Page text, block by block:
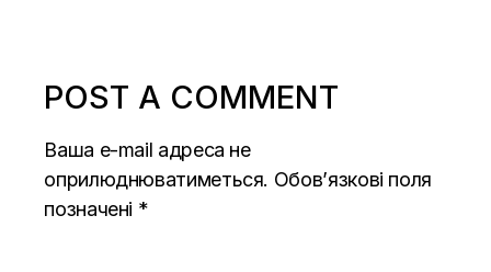
POST A COMMENT
Ваша e-mail адреса не
оприлюднюватиметься. Обов’язкові поля
позначені *